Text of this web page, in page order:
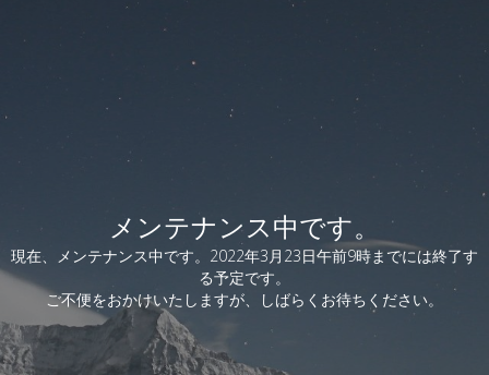
メンテナンス中です。
現在、メンテナンス中です。2022年3月23日午前9時までには終了す
る予定です。
ご不便をおかけいたしますが、しばらくお待ちください。